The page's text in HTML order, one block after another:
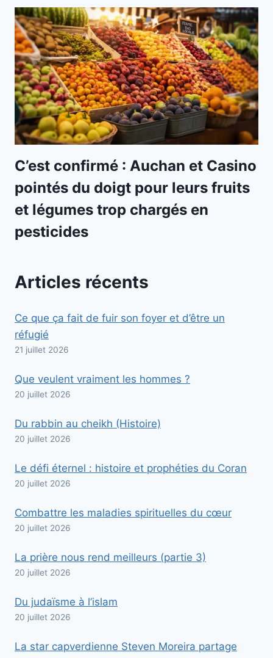
C’est confirmé : Auchan et Casino
pointés du doigt pour leurs fruits
et légumes trop chargés en
pesticides
Articles récents
Ce que ça fait de fuir son foyer et d’être un
réfugié
21 juillet 2026
Que veulent vraiment les hommes ?
20 juillet 2026
Du rabbin au cheikh (Histoire)
20 juillet 2026
Le défi éternel : histoire et prophéties du Coran
20 juillet 2026
Combattre les maladies spirituelles du cœur
20 juillet 2026
La prière nous rend meilleurs (partie 3)
20 juillet 2026
Du judaïsme à l’islam
20 juillet 2026
La star capverdienne Steven Moreira partage